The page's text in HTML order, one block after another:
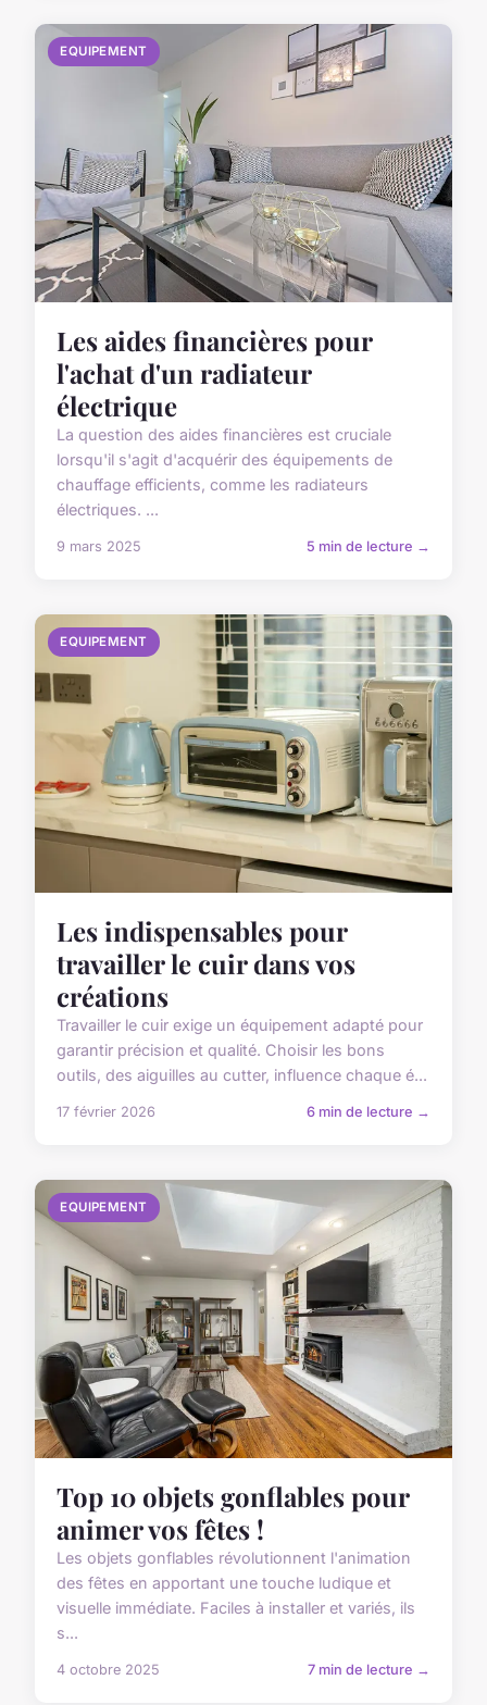
EQUIPEMENT
Les aides financières pour
l'achat d'un radiateur
électrique
La question des aides financières est cruciale
lorsqu'il s'agit d'acquérir des équipements de
chauffage efficients, comme les radiateurs
électriques. ...
9 mars 2025 5 min de lecture →
EQUIPEMENT
Les indispensables pour
travailler le cuir dans vos
créations
Travailler le cuir exige un équipement adapté pour
garantir précision et qualité. Choisir les bons
outils, des aiguilles au cutter, influence chaque é...
17 février 2026 6 min de lecture →
EQUIPEMENT
Top 10 objets gonflables pour
animer vos fêtes !
Les objets gonflables révolutionnent l'animation
des fêtes en apportant une touche ludique et
visuelle immédiate. Faciles à installer et variés, ils
s...
4 octobre 2025 7 min de lecture →